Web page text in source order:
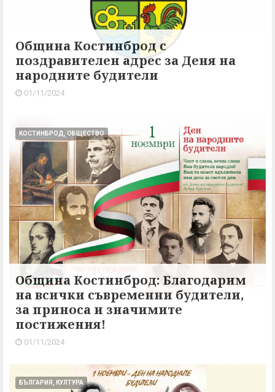
Община Костинброд с
поздравителен адрес за Деня на
народните будители
01/11/2024
КОСТИНБРОД, ОБЩЕСТВО
Община Костинброд: Благодарим
на всички съвременни будители,
за приноса и значимите
постижения!
01/11/2024
БЪЛГАРИЯ, КУЛТУРА